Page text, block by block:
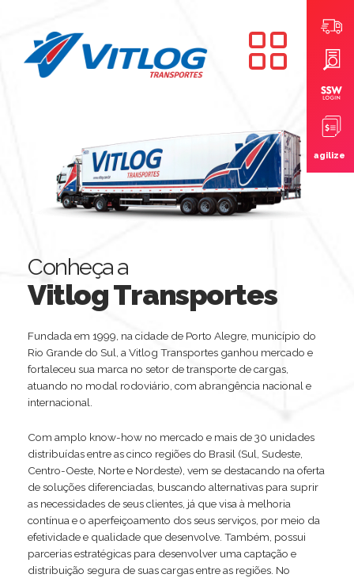
Conheça a
Vitlog Transportes
Fundada em 1999, na cidade de Porto Alegre, município do
Rio Grande do Sul, a Vitlog Transportes ganhou mercado e
fortaleceu sua marca no setor de transporte de cargas,
atuando no modal rodoviário, com abrangência nacional e
internacional.
Com amplo know-how no mercado e mais de 30 unidades
distribuídas entre as cinco regiões do Brasil (Sul, Sudeste,
Centro-Oeste, Norte e Nordeste), vem se destacando na oferta
de soluções diferenciadas, buscando alternativas para suprir
as necessidades de seus clientes, já que visa à melhoria
contínua e o aperfeiçoamento dos seus serviços, por meio da
efetividade e qualidade que desenvolve. Também, possui
parcerias estratégicas para desenvolver uma captação e
distribuição segura de suas cargas entre as regiões. No
agilize